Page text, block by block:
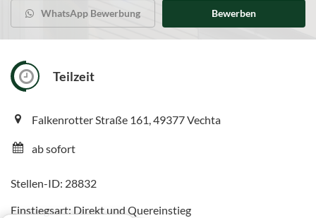
WhatsApp Bewerbung Bewerben
Teilzeit
Falkenrotter Straße 161, 49377 Vechta
ab sofort
Stellen-ID: 28832
Einstiegsart: Direkt und Quereinstieg